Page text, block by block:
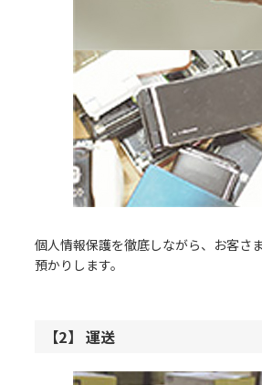
個人情報保護を徹底しながら、お客さ
預かりします。
【2】 運送